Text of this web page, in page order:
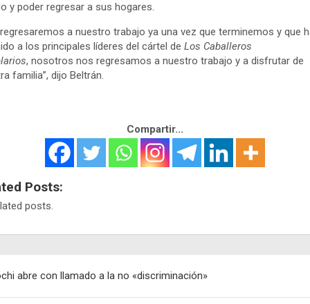
y poder regresar a sus hogares.
a nuestro trabajo ya una vez que terminemos y que
a los principales líderes del cártel de Los Caballeros
, nosotros nos regresamos a nuestro trabajo y a disfrutar de
familia”, dijo Beltrán.
Compartir...
Posts:
posts.
abre con llamado a la no «discriminación»